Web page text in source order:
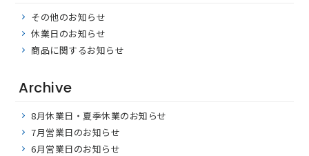
その他のお知らせ
休業日のお知らせ
商品に関するお知らせ
Archive
8月休業日・夏季休業のお知らせ
7月営業日のお知らせ
6月営業日のお知らせ